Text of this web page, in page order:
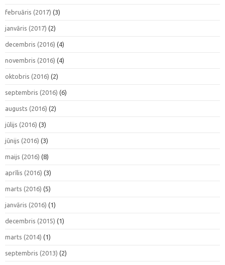
februāris (2017) (3)
janvāris (2017) (2)
decembris (2016) (4)
novembris (2016) (4)
oktobris (2016) (2)
septembris (2016) (6)
augusts (2016) (2)
jūlijs (2016) (3)
jūnijs (2016) (3)
maijs (2016) (8)
aprīlis (2016) (3)
marts (2016) (5)
janvāris (2016) (1)
decembris (2015) (1)
marts (2014) (1)
septembris (2013) (2)